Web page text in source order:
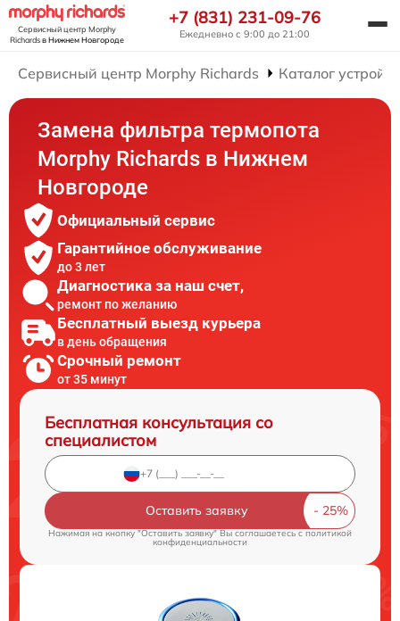
Сервисный центр Morphy
Richardsв Нижнем Новгороде
+7 (831) 231-09-76
Ежедневно с 9:00 до 21:00
Сервисный центр Morphy Richards Каталог
Замена фильтра термопота
Morphy Richards в Нижнем
Новгороде
Официальный сервис
Гарантийное обслуживание
до 3 лет
Диагностика за наш счет,
ремонт по желанию
Бесплатный выезд курьера
в день обращения
Срочный ремонт
от 35 минут
Бесплатная консультация со
специалистом
Оставить заявку
Нажимая на кнопку "Оставить заявку" Вы соглашаетесь cполитикой
конфиденциальности